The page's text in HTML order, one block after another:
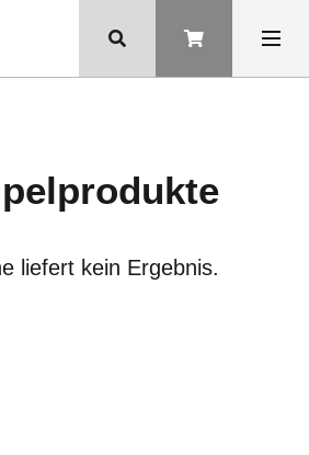
liefert kein Ergebnis.